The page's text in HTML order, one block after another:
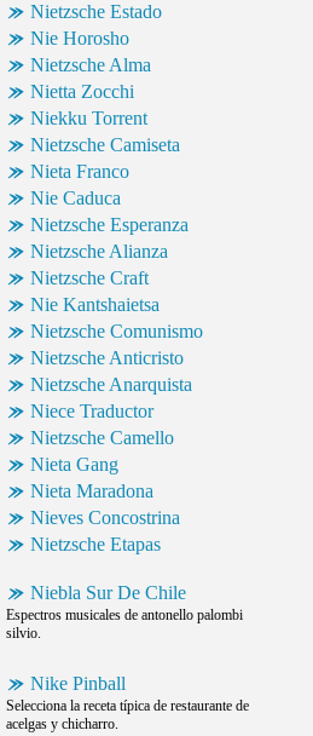
Nietzsche Estado
Nie Horosho
Nietzsche Alma
Nietta Zocchi
Niekku Torrent
Nietzsche Camiseta
Nieta Franco
Nie Caduca
Nietzsche Esperanza
Nietzsche Alianza
Nietzsche Craft
Nie Kantshaietsa
Nietzsche Comunismo
Nietzsche Anticristo
Nietzsche Anarquista
Niece Traductor
Nietzsche Camello
Nieta Gang
Nieta Maradona
Nieves Concostrina
Nietzsche Etapas
Niebla Sur De Chile
Espectros musicales de antonello palombi
silvio.
Nike Pinball
Selecciona la receta típica de restaurante de
acelgas y chicharro.